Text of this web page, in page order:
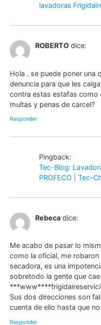
lavadoras
ROBERTO dice:
Hola . se puede poner una
denuncia para que les
contra estas estafas como
multas y penas de carcel?
Responder
Pingback:
Tec-Blog:
PROFECO | Tec-
Rebeca dice:
Me acabo de pasar lo
como la oficial, me
secadora, es una
sobretodo la gente que
Sus dos direcciones son
cuenta de ello hasta que
Responder